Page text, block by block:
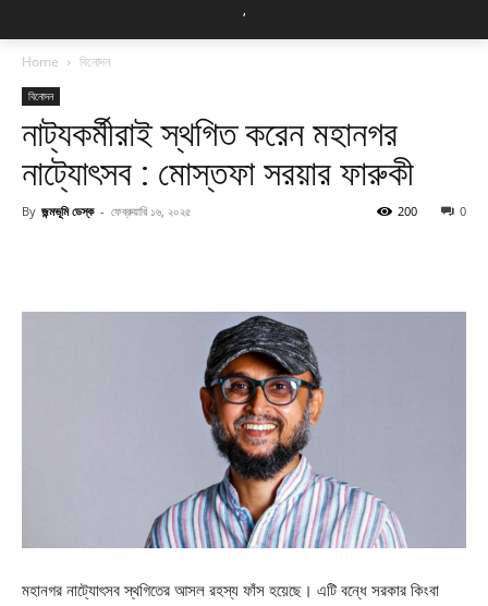
Home বিনোদন
বিনোদন
নাট্যকর্মীরাই স্থগিত করেন মহানগর
নাট্যোৎসব : মোস্তফা সরয়ার ফারুকী
By জন্মভূমি ডেস্ক - ফেব্রুয়ারি ১৬, ২০২৫ 0
200
মহানগর নাট্যোৎসব স্থগিতের আসল রহস্য ফাঁস হয়েছে। এটি বন্ধে সরকার কিংবা